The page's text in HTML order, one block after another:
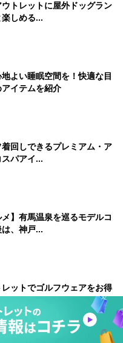
トレットに屋外ドッグラン
しめる...
よい睡眠空間を！快適な目
イテムを紹介
着回しできるプレミアム・ア
パアイ...
メ】有馬温泉を巡るモデルコ
、神戸...
ットでゴルフウェアをお得